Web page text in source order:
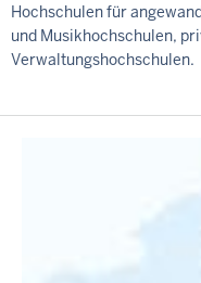
Hochschulen für
und Musikhochschulen,
Verwaltungshochschulen.